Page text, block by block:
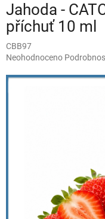
Jahoda -
příchuť 10 ml
CBB97
Průměrné
produktu
je
Neohodnoceno